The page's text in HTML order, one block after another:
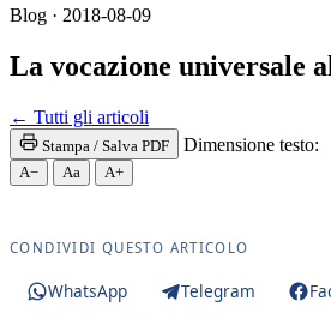
Blog · 2018-08-09
La vocazione universale
← Tutti gli articoli
Stampa / Salva PDF Dimensione testo:
A− Aa A+
CONDIVIDI QUESTO ARTICOLO
WhatsApp Telegram